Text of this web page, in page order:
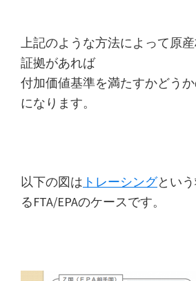
上記のような方法によって原
証拠があれば
付加価値基準を満たすかどう
になります。
以下の図は トレーシングとい
るFTA/EPAのケースです。